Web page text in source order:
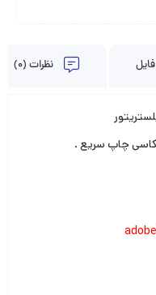
نظرات (0)
چاپ سریع .